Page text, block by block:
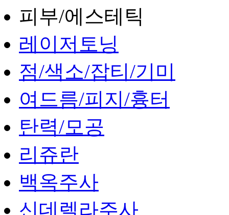
피부/에스테틱
레이저토닝
점/색소/잡티/기미
여드름/피지/흉터
탄력/모공
리쥬란
백옥주사
신데렐라주사